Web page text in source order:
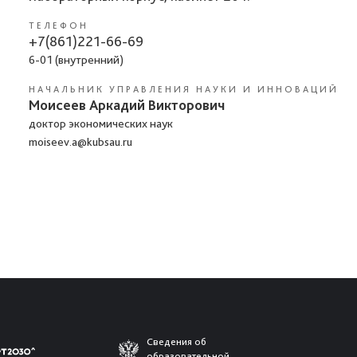
ТЕЛЕФОН
+7(861)221-66-69
6-01 (внутренний)
НАЧАЛЬНИК УПРАВЛЕНИЯ НАУКИ И ИННОВАЦИЙ
Моисеев Аркадий Викторович
доктор экономических наук
moiseev.a@kubsau.ru
Сведения об